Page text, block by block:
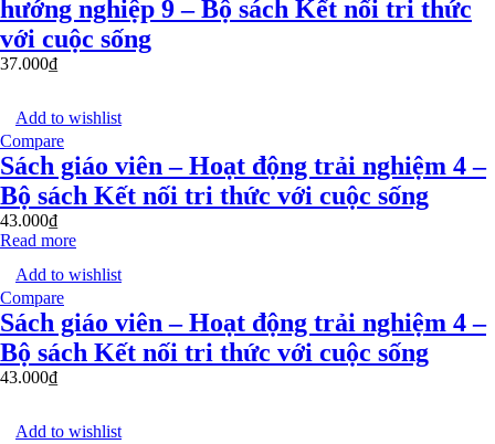
hướng nghiệp 9 – Bộ sách Kết nối tri thức
với cuộc sống
37.000₫
Add to wishlist
Compare
Sách giáo viên – Hoạt động trải nghiệm 4 –
Bộ sách Kết nối tri thức với cuộc sống
43.000₫
Read more
Add to wishlist
Compare
Sách giáo viên – Hoạt động trải nghiệm 4 –
Bộ sách Kết nối tri thức với cuộc sống
43.000₫
Add to wishlist